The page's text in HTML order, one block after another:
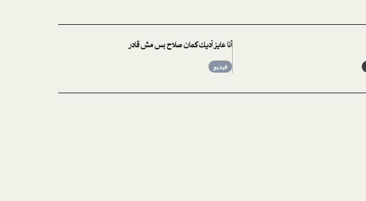
أنا عايز أديك كمان صلاح بس مش قادر
فيديو